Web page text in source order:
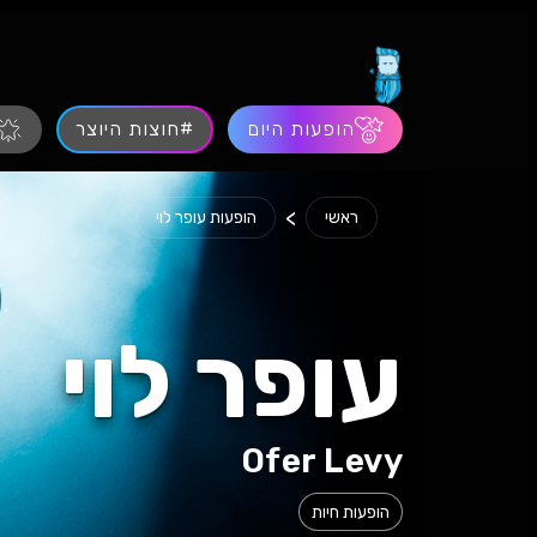
הופעות היום #חוצות היוצר
ראשי > הופעות עופר לוי
עופר לוי
Ofer Levy
הופעות חיות